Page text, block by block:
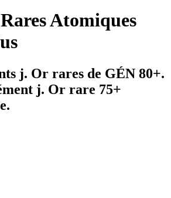
Atomiques
j. Or rares de GÉN 80+.
j. Or rare 75+